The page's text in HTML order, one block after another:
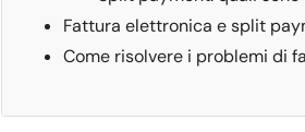
Fattura elettronica e split
Come risolvere i problemi di